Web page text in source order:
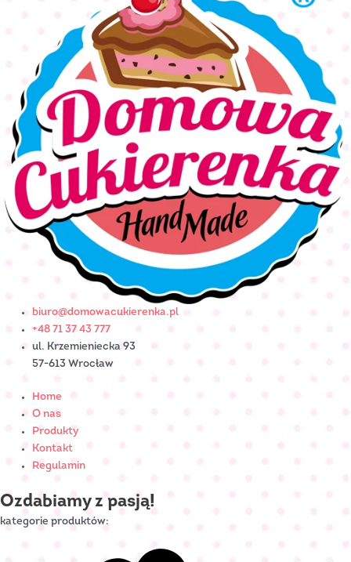
biuro@domowacukierenka.pl
+48 71 37 43 777
ul. Krzemieniecka 93
57-613 Wrocław
Home
O nas
Produkty
Kontakt
Regulamin
Ozdabiamy z pasją!
kategorie produktów: